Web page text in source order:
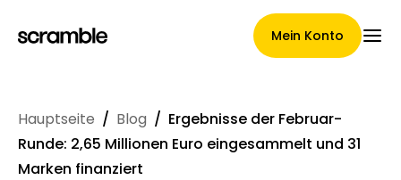
Mein Konto
Hauptseite
Hauptseite / Blog / Ergebnisse der Februar-
Runde: 2,65 Millionen Euro eingesammelt und 31
Marken finanziert